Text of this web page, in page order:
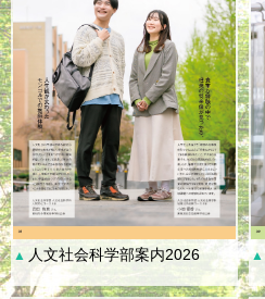
▲ 人文社会科学部案内2026 ▲